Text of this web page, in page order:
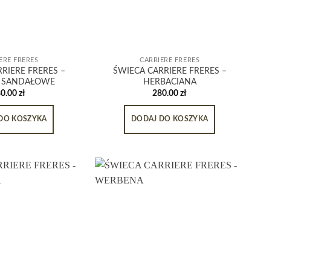
FRERES
FRERES –
zł
KOSZYKA
CARRIERE FRERES
ŚWIECA CARRIERE FRERES –
HERBACIANA
280.00zł
DODAJ DO KOSZYKA